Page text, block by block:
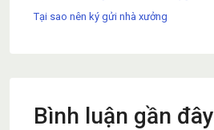
Tại sao nên ký gửi nhà xưởng
Bình luận gần đây